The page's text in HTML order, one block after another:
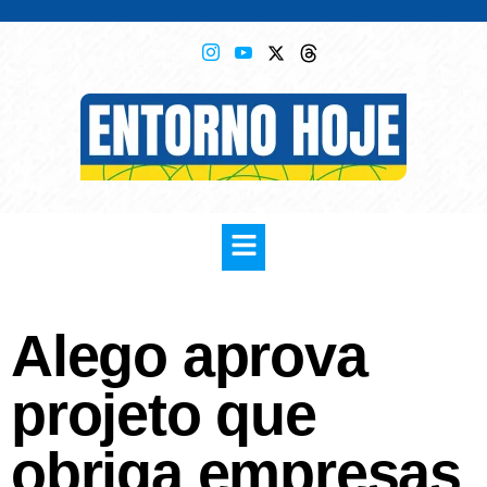
Alego aprova
projeto que
obriga empresas